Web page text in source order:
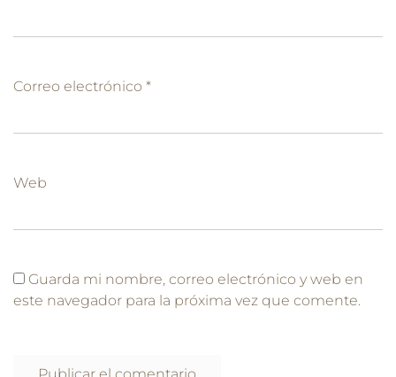
Correo electrónico *
Web
Guarda mi nombre, correo electrónico y web en
este navegador para la próxima vez que comente.